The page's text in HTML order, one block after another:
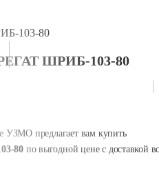
ШРИБ-103-80
УЗМО предлагает вам купить
80по выгодной цене с доставкой